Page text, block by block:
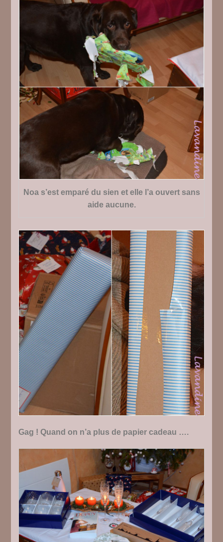
Noa s’est emparé du sien et elle l’a ouvert sans
aide aucune.
Gag ! Quand on n’a plus de papier cadeau ….